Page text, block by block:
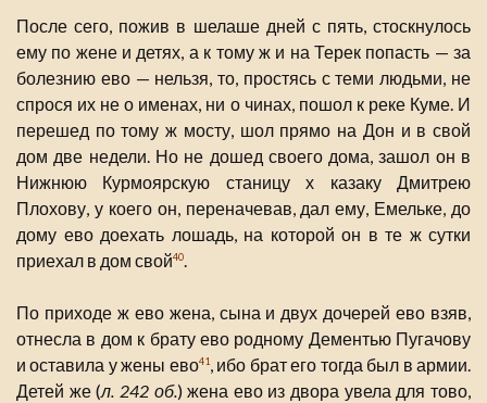
После сего, пожив в шелаше дней с пять, стоскнулось
ему по жене и детях, а к тому ж и на Терек попасть — за
болезнию ево — нельзя, то, простясь с теми людьми, не
спрося их не о именах, ни о чинах, пошол к реке Куме. И
перешед по тому ж мосту, шол прямо на Дон и в свой
дом две недели. Но не дошед своего дома, зашол он в
Нижнюю Курмоярскую станицу х казаку Дмитрею
Плохову, у коего он, переначевав, дал ему, Емельке, до
дому ево доехать лошадь, на которой он в те ж сутки
приехал в дом свой40.
По приходе ж ево жена, сына и двух дочерей ево взяв,
отнесла в дом к брату ево родному Дементью Пугачову
и оставила у жены ево41, ибо брат его тогда был в армии.
Детей же (л. 242 об.) жена ево из двора увела для тово,